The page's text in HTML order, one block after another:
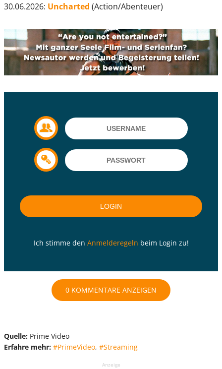
30.06.2026: Uncharted (Action/Abenteuer)
Ich stimme den Anmelderegeln beim Login zu!
0 KOMMENTARE ANZEIGEN
Quelle: Prime Video
Erfahre mehr: #PrimeVideo, #Streaming
Anzeige